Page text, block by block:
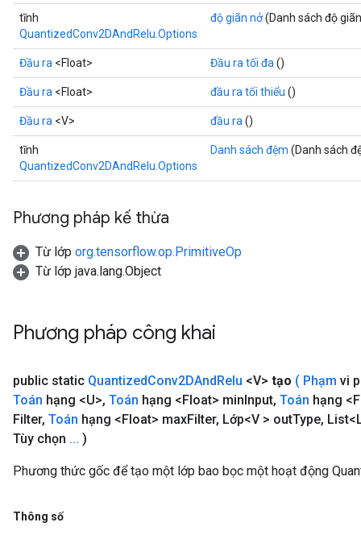
tĩnh
QuantizedConv2DAndRelu.Options
độ giãn nở(Danh sách độ
Đầu ra <Float> Đầu ra tối đa ()
Đầu ra <Float> đầu ra tối thiểu ()
Đầu ra <V> đầu ra ()
tĩnh
QuantizedConv2DAndRelu.Options
Danh sách đệm (Danh sách
Phương pháp kế thừa
Từ lớp org.tensorflow.op.PrimitiveOp
Từ lớp java.lang.Object
Phương pháp công khai
public static QuantizedConv2DAndRelu <V> tạo ( Phạm vi
Toán hạng <U>, Toán hạng <Float> minInput, Toán hạng
Filter, Toán hạng <Float> maxFilter, Lớp<V > outType,
Tùy chọn ... )
Phương thức gốc để tạo một lớp bao bọc một hoạt động
Thông số